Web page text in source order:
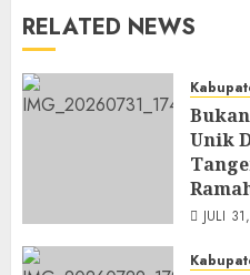
RELATED NEWS
Unik
JULI